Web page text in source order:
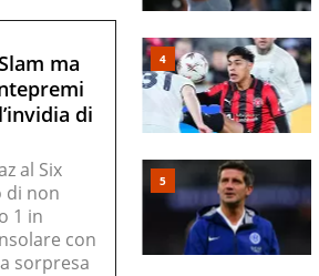
ma
di
al Six
di non
1 in
con
sorpresa